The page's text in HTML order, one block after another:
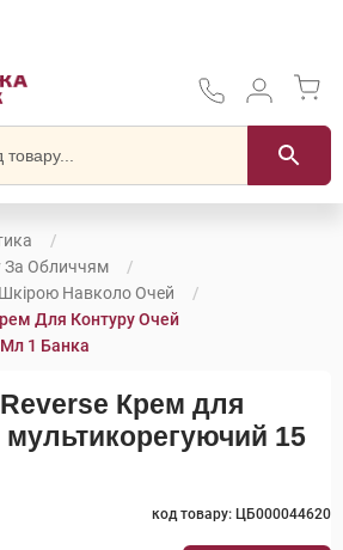
За Обличчям
Навколо Очей
Для Контуру Очей
1 Банка
Крем для
мультикорегуючий 15
код товару: ЦБ000044620